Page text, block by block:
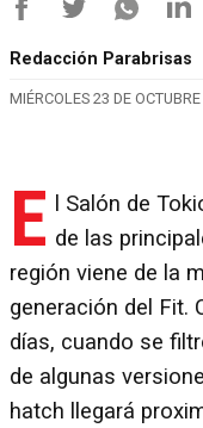
Redacción Parabrisas
MIÉRCOLES 23 DE
E
l Salón de
de las
región viene de la
generación del Fit.
días, cuando se
de algunas
hatch llegará